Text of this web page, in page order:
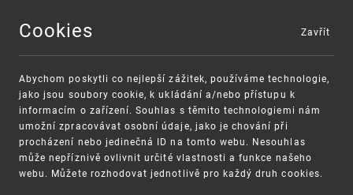
MENU
Cookies
Abychom poskytli co nejlepší zážitek, používáme technologie,
jako jsou soubory cookie, k ukládání a/nebo přístupu k
informacím o zařízení. Souhlas s těmito technologiemi nám
umožní zpracovávat osobní údaje, jako je chování při
procházení nebo jedinečná ID na tomto webu. Nesouhlas
může nepříznivě ovlivnit určité vlastnosti a funkce našeho
webu. Můžete rozhodovat jednotlivě pro každý druh cookies.
Zavřít